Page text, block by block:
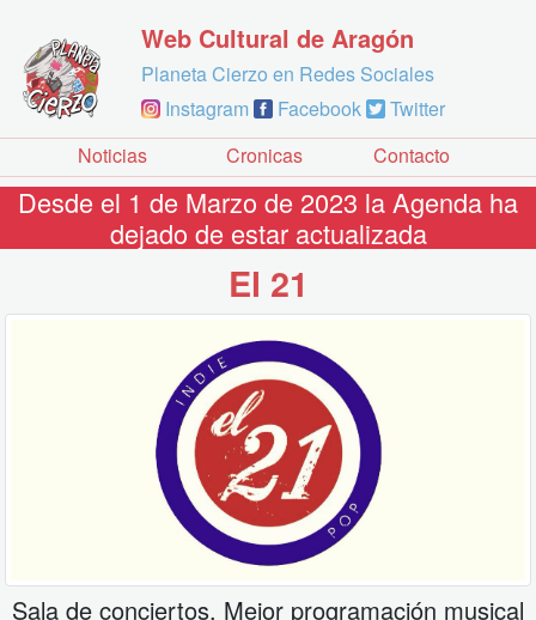
Web Cultural de Aragón
Planeta Cierzo en Redes Sociales
Instagram
Facebook
Twitter
Noticias
Cronicas Contacto
Desde el 1 de Marzo de 2023 la Agenda ha
dejado de estar actualizada
El 21
Sala de conciertos. Mejor programación musical